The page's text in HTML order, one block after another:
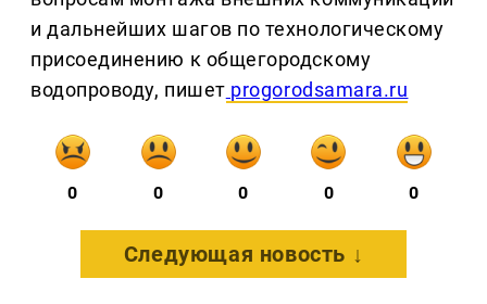
и дальнейших шагов по технологическому
присоединению к общегородскому
водопроводу, пишет progorodsamara.ru
0 0 0 0 0
Следующая новость ↓